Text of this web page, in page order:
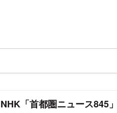
NHK「首都圏ニュース845